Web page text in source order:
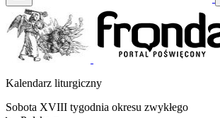
Kalendarz liturgiczny
Sobota XVIII tygodnia okresu zwykłego